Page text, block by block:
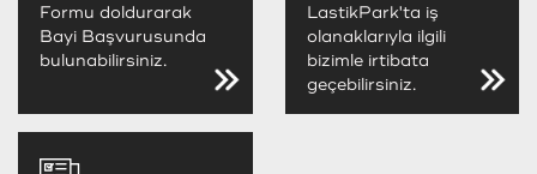
Formu doldurarak
Bayi Başvurusunda
bulunabilirsiniz.
LastikPark'ta iş
olanaklarıyla ilgili
bizimle irtibata
geçebilirsiniz.